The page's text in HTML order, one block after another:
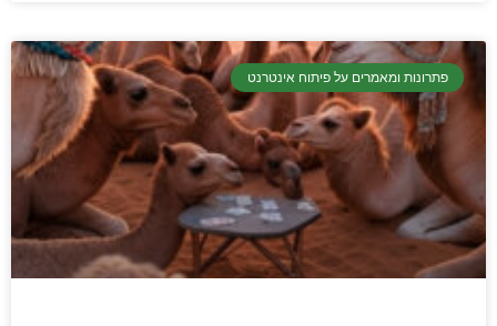
פתרונות ומאמרים על פיתוח אינטרנט